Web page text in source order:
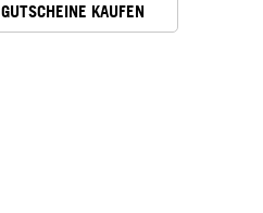
GUTSCHEINE KAUFEN